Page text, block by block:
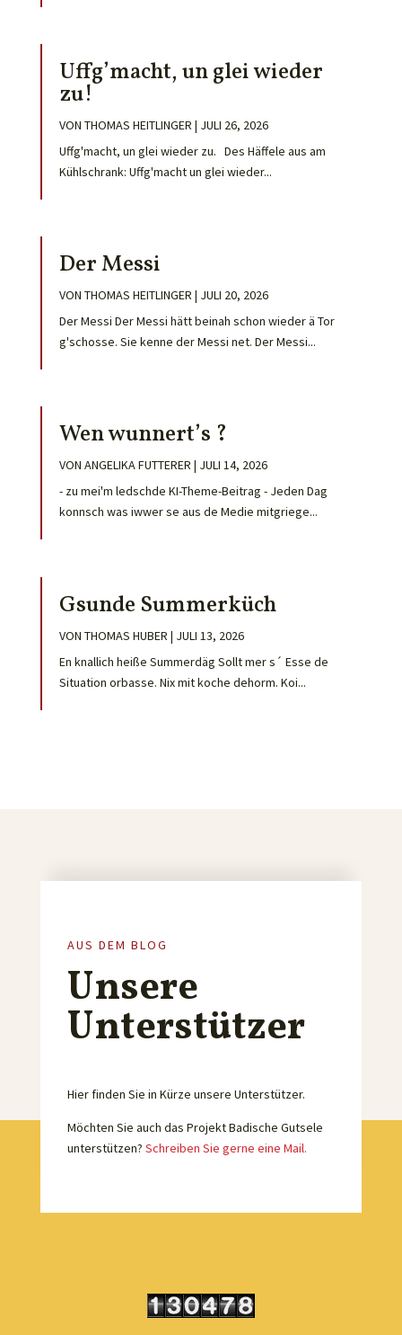
Uffg’macht, un glei wieder
zu!
VON THOMAS HEITLINGER | JULI 26, 2026
Uffg'macht, un glei wieder zu. Des Häffele aus am
Kühlschrank: Uffg'macht un glei wieder...
Der Messi
VON THOMAS HEITLINGER | JULI 20, 2026
Der Messi Der Messi hätt beinah schon wieder ä Tor
g'schosse. Sie kenne der Messi net. Der Messi...
Wen wunnert’s ?
VON ANGELIKA FUTTERER | JULI 14, 2026
- zu mei'm ledschde KI-Theme-Beitrag - Jeden Dag
konnsch was iwwer se aus de Medie mitgriege...
Gsunde Summerküch
VON THOMAS HUBER | JULI 13, 2026
En knallich heiße Summerdäg Sollt mer s´ Esse de
Situation orbasse. Nix mit koche dehorm. Koi...
AUS DEM BLOG
Unsere
Unterstützer
Hier finden Sie in Kürze unsere Unterstützer.
Möchten Sie auch das Projekt Badische Gutsele
unterstützen? Schreiben Sie gerne eine Mail.